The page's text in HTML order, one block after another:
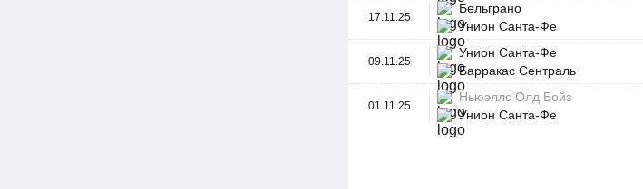
17.11.25
Бельграно
Унион Санта-Фе
09.11.25
Унион Санта-Фе
Барракас Сентраль
01.11.25
Ньюэллс Олд Бойз
Унион Санта-Фе